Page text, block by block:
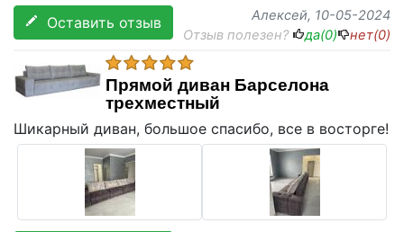
Оставить отзыв Алексей, 10-05-2024
Отзыв полезен?
да(0) нет(0)
Прямой диван Барселона
трехместный
Шикарный диван, большое спасибо, все в восторге!